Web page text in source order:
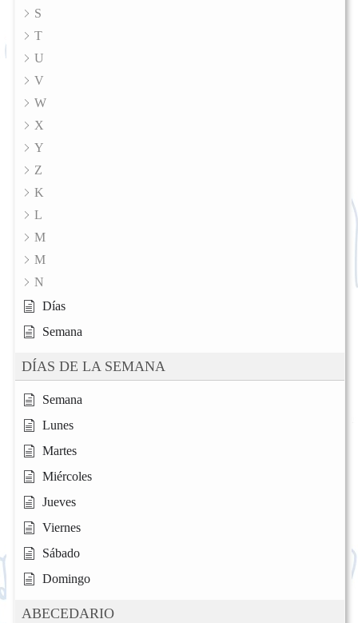
S
T
U
V
W
X
Y
Z
K
L
M
M
N
Días
Semana
DÍAS DE LA SEMANA
Semana
Lunes
Martes
Miércoles
Jueves
Viernes
Sábado
Domingo
ABECEDARIO